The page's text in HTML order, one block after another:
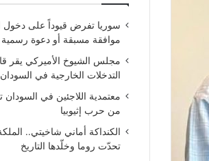
سوريا تفرض قيوداً على دخول
موافقة مسبقة أو دعوة رسمية
مجلس الشيوخ الأميركي يقر
التدخلات الخارجية في السودان
معتمدية اللاجئين في
من حرب إثيوبيا
الكنداكة أماني شاخيتي..
تحدّت روما وخلّدها التاريخ